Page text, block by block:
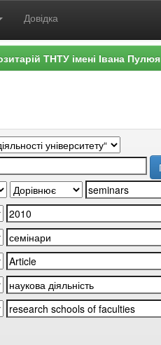
Довідка
ТНТУ імені Івана Пулюя